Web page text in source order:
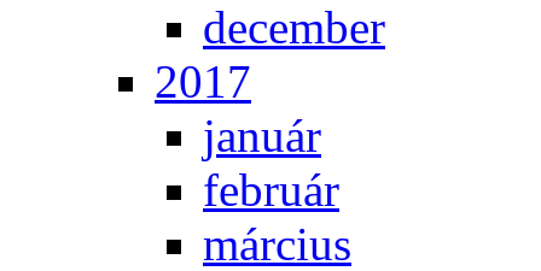
de­cem­ber
2017
ja­nu­ár
feb­ru­ár
már­ci­us